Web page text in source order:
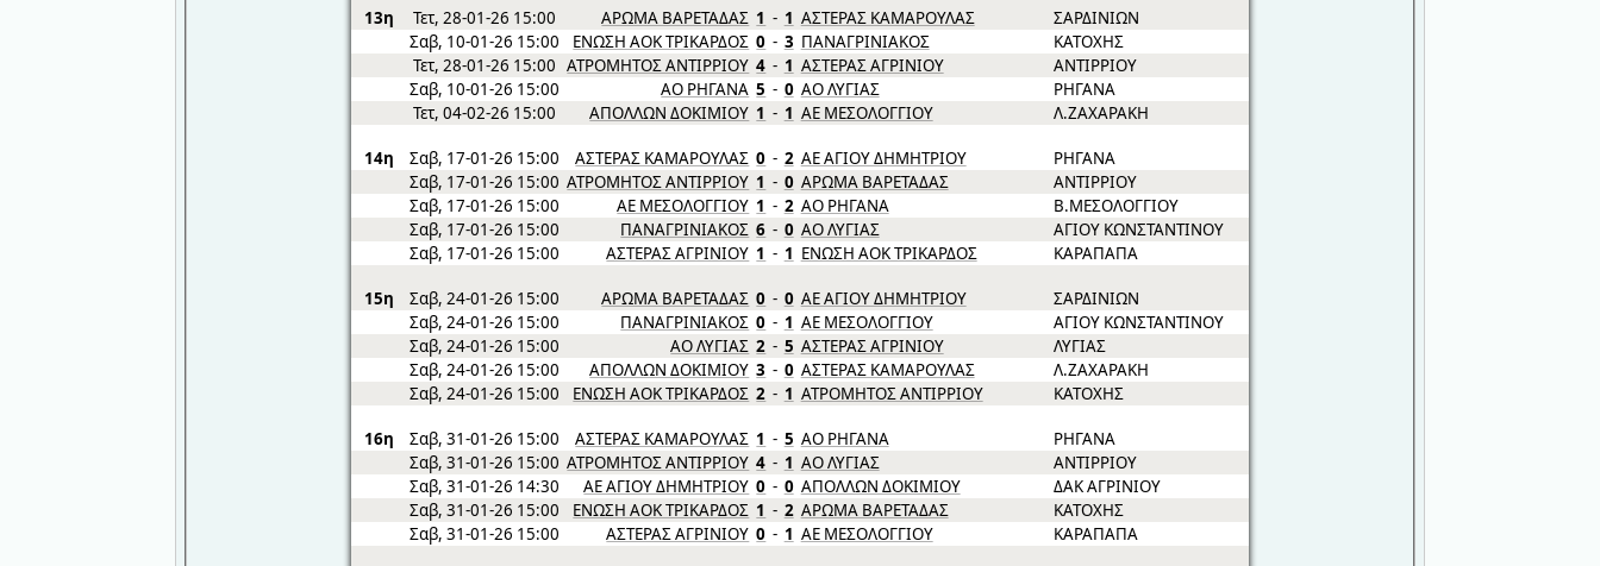
13η Τετ, 28-01-26 15:00 ΑΡΩΜΑ ΒΑΡΕΤΑΔΑΣ 1 - 1 ΑΣΤΕΡΑΣ ΚΑΜΑΡΟΥΛΑΣ
ΣΑΡΔΙΝΙΩΝ
Σαβ, 10-01-26 15:00
ΕΝΩΣΗ ΑΟΚ ΤΡΙΚΑΡΔΟΣ 0 - 3 ΠΑΝΑΓΡΙΝΙΑΚΟΣ
ΚΑΤΟΧΗΣ
Τετ, 28-01-26 15:00 ΑΤΡΟΜΗΤΟΣ ΑΝΤΙΡΡΙΟΥ 4 - 1 ΑΣΤΕΡΑΣ ΑΓΡΙΝΙΟΥ
ΑΝΤΙΡΡΙΟΥ
Σαβ, 10-01-26 15:00
ΑΟ ΡΗΓΑΝΑ 5 - 0 ΑΟ ΛΥΓΙΑΣ
ΡΗΓΑΝΑ
Τετ, 04-02-26 15:00
ΑΠΟΛΛΩΝ ΔΟΚΙΜΙΟΥ 1 - 1 ΑΕ ΜΕΣΟΛΟΓΓΙΟΥ Λ.ΖΑΧΑΡΑΚΗ
14η Σαβ, 17-01-26 15:00 ΑΣΤΕΡΑΣ ΚΑΜΑΡΟΥΛΑΣ 0 - 2 ΑΕ ΑΓΙΟΥ ΔΗΜΗΤΡΙΟΥ
ΡΗΓΑΝΑ
Σαβ, 17-01-26 15:00 ΑΤΡΟΜΗΤΟΣ ΑΝΤΙΡΡΙΟΥ 1 - 0 ΑΡΩΜΑ ΒΑΡΕΤΑΔΑΣ
ΑΝΤΙΡΡΙΟΥ
Σαβ, 17-01-26 15:00
ΑΕ ΜΕΣΟΛΟΓΓΙΟΥ 1 - 2 ΑΟ ΡΗΓΑΝΑ
Β.ΜΕΣΟΛΟΓΓΙΟΥ
Σαβ, 17-01-26 15:00
ΠΑΝΑΓΡΙΝΙΑΚΟΣ 6 - 0 ΑΟ ΛΥΓΙΑΣ
ΑΓΙΟΥ ΚΩΝΣΤΑΝΤΙΝΟΥ
Σαβ, 17-01-26 15:00
ΑΣΤΕΡΑΣ ΑΓΡΙΝΙΟΥ 1 - 1 ΕΝΩΣΗ ΑΟΚ ΤΡΙΚΑΡΔΟΣ ΚΑΡΑΠΑΠΑ
15η Σαβ, 24-01-26 15:00 ΑΡΩΜΑ ΒΑΡΕΤΑΔΑΣ 0 - 0 ΑΕ ΑΓΙΟΥ ΔΗΜΗΤΡΙΟΥ
ΣΑΡΔΙΝΙΩΝ
Σαβ, 24-01-26 15:00
ΠΑΝΑΓΡΙΝΙΑΚΟΣ 0 - 1 ΑΕ ΜΕΣΟΛΟΓΓΙΟΥ
ΑΓΙΟΥ ΚΩΝΣΤΑΝΤΙΝΟΥ
Σαβ, 24-01-26 15:00
ΑΟ ΛΥΓΙΑΣ 2 - 5 ΑΣΤΕΡΑΣ ΑΓΡΙΝΙΟΥ
ΛΥΓΙΑΣ
Σαβ, 24-01-26 15:00
ΑΠΟΛΛΩΝ ΔΟΚΙΜΙΟΥ 3 - 0 ΑΣΤΕΡΑΣ ΚΑΜΑΡΟΥΛΑΣ
Λ.ΖΑΧΑΡΑΚΗ
Σαβ, 24-01-26 15:00
ΕΝΩΣΗ ΑΟΚ ΤΡΙΚΑΡΔΟΣ 2 - 1 ΑΤΡΟΜΗΤΟΣ ΑΝΤΙΡΡΙΟΥ ΚΑΤΟΧΗΣ
16η Σαβ, 31-01-26 15:00 ΑΣΤΕΡΑΣ ΚΑΜΑΡΟΥΛΑΣ 1 - 5 ΑΟ ΡΗΓΑΝΑ
ΡΗΓΑΝΑ
Σαβ, 31-01-26 15:00 ΑΤΡΟΜΗΤΟΣ ΑΝΤΙΡΡΙΟΥ 4 - 1 ΑΟ ΛΥΓΙΑΣ
ΑΝΤΙΡΡΙΟΥ
Σαβ, 31-01-26 14:30
ΑΕ ΑΓΙΟΥ ΔΗΜΗΤΡΙΟΥ 0 - 0 ΑΠΟΛΛΩΝ ΔΟΚΙΜΙΟΥ
ΔΑΚ ΑΓΡΙΝΙΟΥ
Σαβ, 31-01-26 15:00
ΕΝΩΣΗ ΑΟΚ ΤΡΙΚΑΡΔΟΣ 1 - 2 ΑΡΩΜΑ ΒΑΡΕΤΑΔΑΣ
ΚΑΤΟΧΗΣ
Σαβ, 31-01-26 15:00
ΑΣΤΕΡΑΣ ΑΓΡΙΝΙΟΥ 0 - 1 ΑΕ ΜΕΣΟΛΟΓΓΙΟΥ ΚΑΡΑΠΑΠΑ